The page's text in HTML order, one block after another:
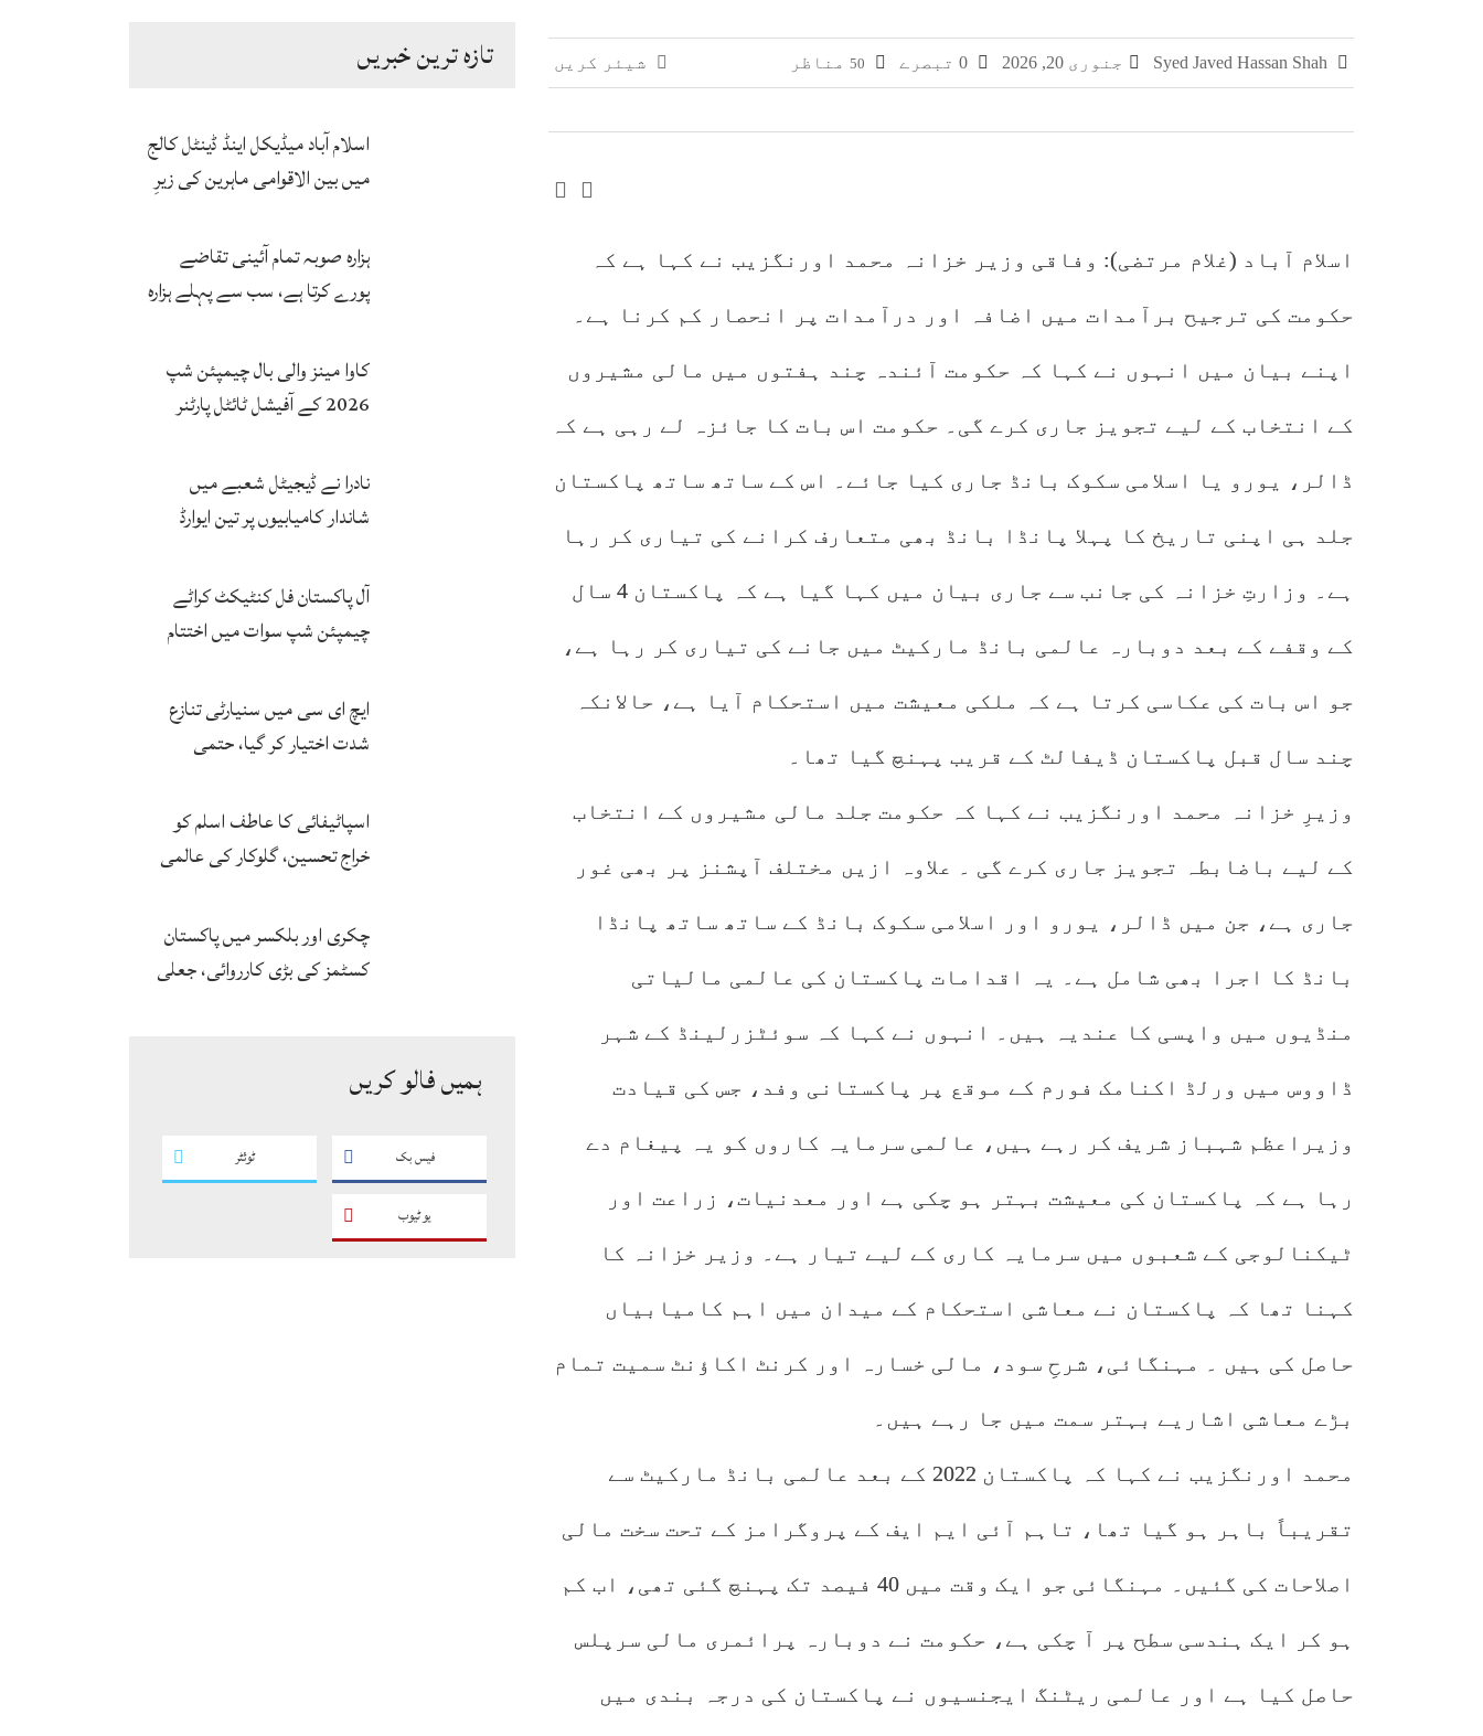
مشہور سمگل سگریٹ برانڈز میلانو، مونڈ افغانستان کے کاروباری گروپ کی ملکیت کا انکشاف
تازہ ترین خبریں
اسلام آباد میڈیکل اینڈ ڈینٹل کالج
میں بین الاقوامی ماہرین کی زیرِ
سرٹیفکیٹ پروگرام شروع
ہزارہ صوبہ تمام آئینی تقاضے
پورے کرتا ہے، سب سے پہلے ہزارہ
محمد یوسف
کاوا مینز والی بال چیمپئن شپ
2026 کے آفیشل ٹائٹل پارٹنر
فتح پر جشن
نادرا نے ڈیجیٹل شعبے میں
شاندار کامیابیوں پر تین ایوارڈ
آل پاکستان فل کنٹیکٹ کراٹے
چیمپئن شپ سوات میں اختتام
ایچ ای سی میں سنیارٹی تنازع
شدت اختیار کر گیا، حتمی
اسپاٹیفائی کا عاطف اسلم کو
خراج تحسین، گلوکار کی عالمی
چکری اور بلکسر میں پاکستان
کسٹمز کی بڑی کارروائی، جعلی
ہمیں فالو کریں
فیس بک ٹوئٹر
یو ٹیوب
شیئر کریں Syed Javed Hassan Shah جنوری 20, 2026 50 مناظر
اسلام آباد (غلام مرتضی): وفاقی وزیر خزانہ محمد اورنگزیب نے کہا ہے کہ
حکومت کی ترجیح برآمدات میں اضافہ اور درآمدات پر انحصار کم کرنا ہے۔
اپنے بیان میں انہوں نے کہا کہ حکومت آئندہ چند ہفتوں میں مالی مشیروں
کے انتخاب کے لیے تجویز جاری کرے گی۔ حکومت اس بات کا جائزہ لے رہی ہے کہ
ڈالر، یورو یا اسلامی سکوک بانڈ جاری کیا جائے۔ اس کے ساتھ ساتھ پاکستان
جلد ہی اپنی تاریخ کا پہلا پانڈا بانڈ بھی متعارف کرانے کی تیاری کر رہا
ہے۔ وزارتِ خزانہ کی جانب سے جاری بیان میں کہا گیا ہے کہ پاکستان 4 سال
کے وقفے کے بعد دوبارہ عالمی بانڈ مارکیٹ میں جانے کی تیاری کر رہا ہے،
جو اس بات کی عکاسی کرتا ہے کہ ملکی معیشت میں استحکام آیا ہے، حالانکہ
چند سال قبل پاکستان ڈیفالٹ کے قریب پہنچ گیا تھا۔
وزیرِ خزانہ محمد اورنگزیب نے کہا کہ حکومت جلد مالی مشیروں کے انتخاب
کے لیے باضابطہ تجویز جاری کرے گی ۔ علاوہ ازیں مختلف آپشنز پر بھی غور
جاری ہے، جن میں ڈالر، یورو اور اسلامی سکوک بانڈ کے ساتھ ساتھ پانڈا
بانڈ کا اجرا بھی شامل ہے۔ یہ اقدامات پاکستان کی عالمی مالیاتی
منڈیوں میں واپسی کا عندیہ ہیں۔ انہوں نے کہا کہ سوئٹزرلینڈ کے شہر
ڈاووس میں ورلڈ اکنامک فورم کے موقع پر پاکستانی وفد، جس کی قیادت
وزیراعظم شہباز شریف کر رہے ہیں، عالمی سرمایہ کاروں کو یہ پیغام دے
رہا ہے کہ پاکستان کی معیشت بہتر ہو چکی ہے اور معدنیات، زراعت اور
ٹیکنالوجی کے شعبوں میں سرمایہ کاری کے لیے تیار ہے۔ وزیر خزانہ کا
کہنا تھا کہ پاکستان نے معاشی استحکام کے میدان میں اہم کامیابیاں
حاصل کی ہیں ۔ مہنگائی، شرحِ سود، مالی خسارہ اور کرنٹ اکاؤنٹ سمیت تمام
بڑے معاشی اشاریے بہتر سمت میں جا رہے ہیں۔
محمد اورنگزیب نے کہا کہ پاکستان 2022 کے بعد عالمی بانڈ مارکیٹ سے
تقریباً باہر ہو گیا تھا، تاہم آئی ایم ایف کے پروگرامز کے تحت سخت مالی
اصلاحات کی گئیں۔ مہنگائی جو ایک وقت میں 40 فیصد تک پہنچ گئی تھی، اب کم
ہو کر ایک ہندسی سطح پر آ چکی ہے، حکومت نے دوبارہ پرائمری مالی سرپلس
حاصل کیا ہے اور عالمی ریٹنگ ایجنسیوں نے پاکستان کی درجہ بندی میں